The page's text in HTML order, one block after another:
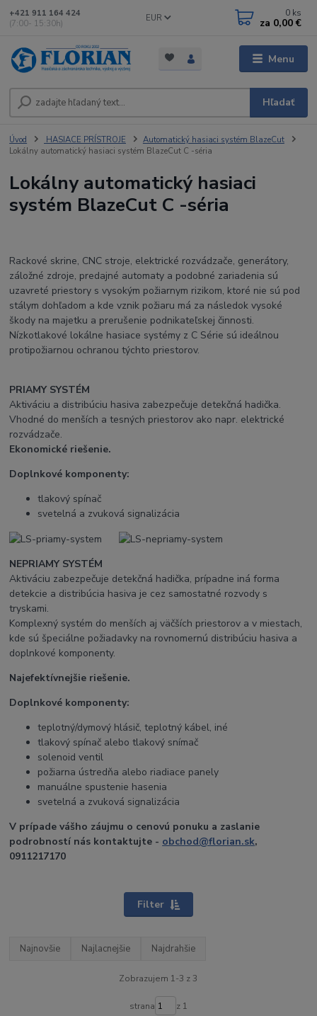
Menu
EUR
Hľadať
+421 911 164 424
(7:00- 15:30h)
0 ks
za 0,00 €
Úvod HASIACE PRÍSTROJE
Automatický hasiaci systém BlazeCut
Lokálny automatický hasiaci systém BlazeCut C -séria
Lokálny automatický hasiaci
systém BlazeCut C -séria
Rackové skrine, CNC stroje, elektrické rozvádzače, generátory,
záložné zdroje, predajné automaty a podobné zariadenia sú
uzavreté priestory s vysokým požiarnym rizikom, ktoré nie sú pod
stálym dohľadom a kde vznik požiaru má za následok vysoké
škody na majetku a prerušenie podnikateľskej činnosti.
Nízkotlakové lokálne hasiace systémy z C Série sú ideálnou
protipožiarnou ochranou týchto priestorov.
PRIAMY SYSTÉM
Aktiváciu a distribúciu hasiva zabezpečuje detekčná hadička.
Vhodné do menších a tesných priestorov ako napr. elektrické
rozvádzače.
Ekonomické riešenie.
Doplnkové komponenty:
tlakový spínač
svetelná a zvuková signalizácia
NEPRIAMY SYSTÉM
Aktiváciu zabezpečuje detekčná hadička, prípadne iná forma
detekcie a distribúcia hasiva je cez samostatné rozvody s
tryskami.
Komplexný systém do menších aj väčších priestorov a v miestach,
kde sú špeciálne požiadavky na rovnomernú distribúciu hasiva a
doplnkové komponenty.
Najefektívnejšie riešenie.
Doplnkové komponenty:
teplotný/dymový hlásič, teplotný kábel, iné
tlakový spínač alebo tlakový snímač
solenoid ventil
požiarna ústredňa alebo riadiace panely
manuálne spustenie hasenia
svetelná a zvuková signalizácia
V prípade vášho záujmu o cenovú ponuku a zaslanie
podrobností nás kontaktujte - obchod@florian.sk,
0911217170
Filter
Najnovšie Najlacnejšie Najdrahšie
Zobrazujem 1-3 z 3
strana z 1